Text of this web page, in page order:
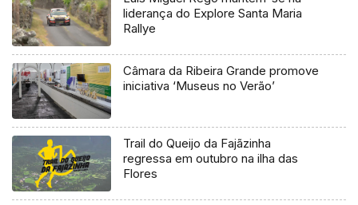
liderança do Explore Santa Maria
Rallye
Câmara da Ribeira Grande promove
iniciativa ‘Museus no Verão’
Trail do Queijo da Fajãzinha
regressa em outubro na ilha das
Flores